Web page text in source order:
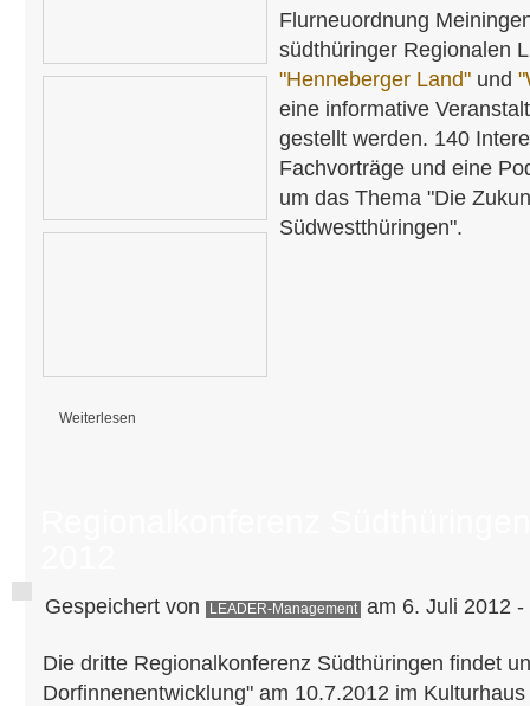
Flurneuordnung
südthüringer Regionalen
"Henneberger Land" und
eine informative
gestellt werden. 140
Fachvorträge und eine
um das Thema "Die
Südwestthüringen".
Weiterlesen
Gespeichert von LEADER-Management am 6. Juli 2012 -
Die dritte Regionalkonferenz Südthüringen findet
Dorfinnenentwicklung" am 10.7.2012 im